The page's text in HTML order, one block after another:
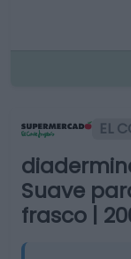
EL
Suave
frasco |